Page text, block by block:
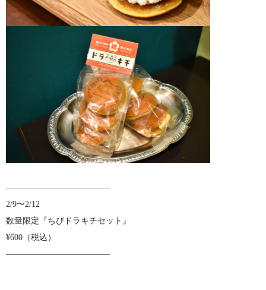
————————————–
2/9〜2/12
数量限定 『ちびドラキチセット』
¥600（税込）
————————————–